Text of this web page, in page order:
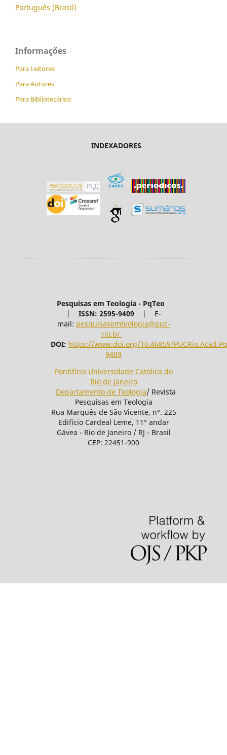
Português (Brasil)
Informações
Para Leitores
Para Autores
Para Bibliotecários
INDEXADORES
Pesquisas em Teologia - PqTeo
|
ISSN: 2595-9409 |
E-
mail: pesquisasemteologia@puc-
rio.br
DOI: https://www.doi.org/10.46859/
9409
Pontifícia Universidade Católica do
Rio de Janeiro
Departamento de Teologia/ Revista
Pesquisas em Teologia
Rua Marquês de São Vicente, n°. 225
Edifício Cardeal Leme, 11° andar
Gávea - Rio de Janeiro / RJ - Brasil
CEP: 22451-900